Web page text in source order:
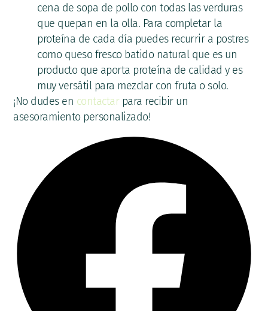
cena de sopa de pollo con todas las verduras
que quepan en la olla. Para completar la
proteína de cada día puedes recurrir a postres
como queso fresco batido natural que es un
producto que aporta proteína de calidad y es
muy versátil para mezclar con fruta o solo.
¡No dudes en contactarpara recibir un
asesoramiento personalizado!